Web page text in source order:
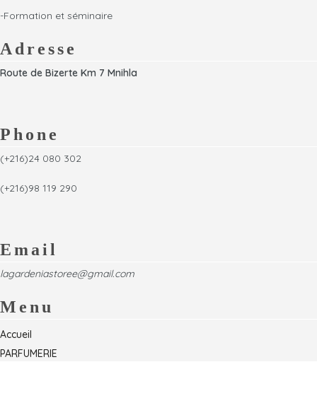
-Formation et séminaire
Adresse
Route de Bizerte Km 7 Mnihla
Phone
(+216)24 080 302
(+216)98 119 290
Email
lagardeniastoree@gmail.com
Menu
Accueil
PARFUMERIE